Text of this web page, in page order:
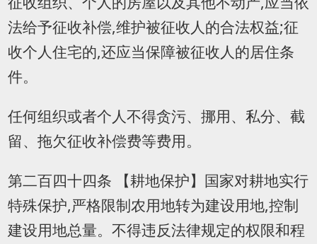
法给予征收补偿,维护被征收人的合法权益;征
收个人住宅的,还应当保障被征收人的居住条
件。
任何组织或者个人不得贪污、挪用、私分、截
留、拖欠征收补偿费等费用。
第二百四十四条 【耕地保护】国家对耕地实行
特殊保护,严格限制农用地转为建设用地,控制
建设用地总量。不得违反法律规定的权限和程